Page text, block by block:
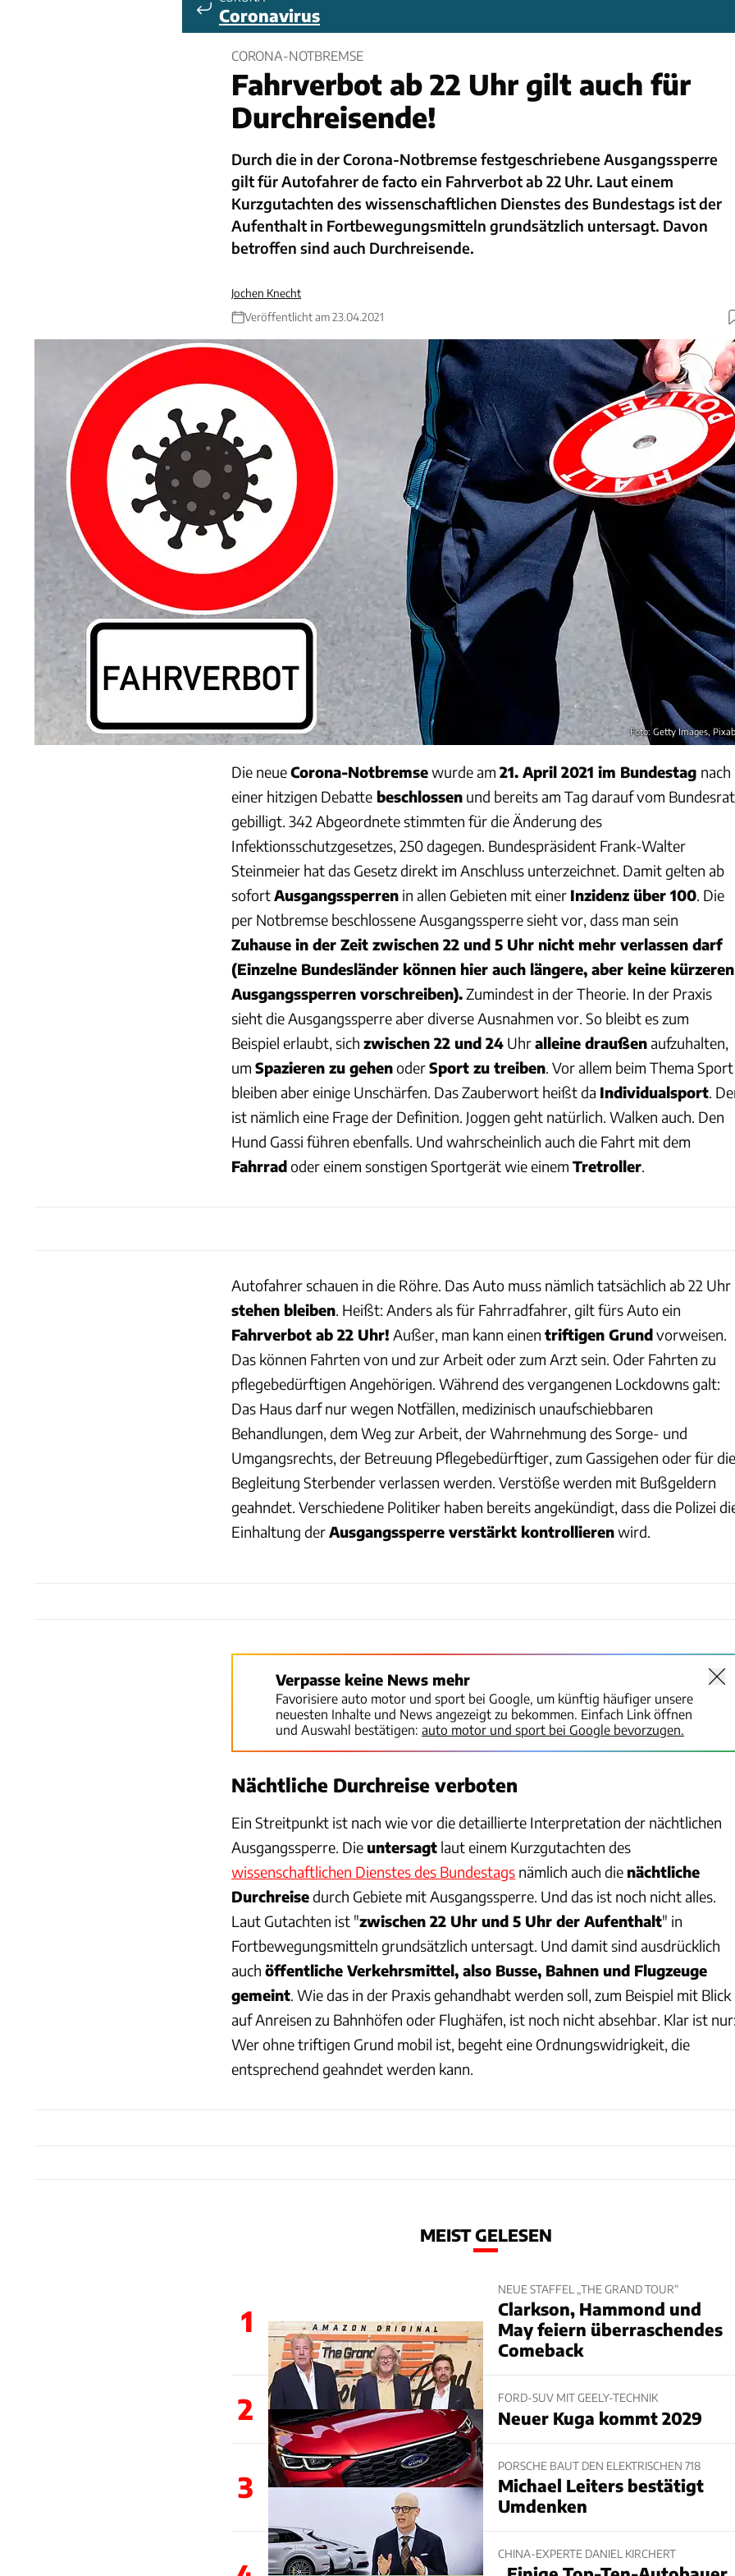
Coronavirus
CORONA-NOTBREMSE
Fahrverbot ab 22 Uhr gilt auch für
Durchreisende!
Durch die in der Corona-Notbremse festgeschriebene Ausgangssperre
gilt für Autofahrer de facto ein Fahrverbot ab 22 Uhr. Laut einem
Kurzgutachten des wissenschaftlichen Dienstes des Bundestags ist der
Aufenthalt in Fortbewegungsmitteln grundsätzlich untersagt. Davon
betroffen sind auch Durchreisende.
Jochen Knecht
Veröffentlicht am 23.04.2021
Foto: Getty Images,
Die neueCorona-Notbremsewurde am 21. April 2021 im Bundestag nach
einer hitzigen Debatte beschlossen und bereits am Tag darauf vom Bundesrat
gebilligt. 342 Abgeordnete stimmten für die Änderung des
Infektionsschutzgesetzes, 250 dagegen. Bundespräsident Frank-Walter
Steinmeier hat das Gesetz direkt im Anschluss unterzeichnet. Damit gelten ab
sofortAusgangssperren in allen Gebieten mit einer Inzidenz über 100 . Die
per Notbremse beschlossene Ausgangssperre sieht vor, dass man sein
Zuhause in der Zeit zwischen 22 und 5 Uhr nicht mehr verlassen darf
(Einzelne Bundesländer können hier auch längere, aber keine kürzeren
Ausgangssperren vorschreiben).Zumindest in der Theorie. In der Praxis
sieht die Ausgangssperre aber diverse Ausnahmen vor. So bleibt es zum
Beispiel erlaubt, sich zwischen 22 und 24 Uhralleine draußenaufzuhalten,
um Spazieren zu gehenoderSport zu treiben . Vor allem beim Thema Sport
bleiben aber einige Unschärfen. Das Zauberwort heißt da Individualsport .
ist nämlich eine Frage der Definition. Joggen geht natürlich. Walken auch. Den
Hund Gassi führen ebenfalls. Und wahrscheinlich auch die Fahrt mit dem
Fahrradoder einem sonstigen Sportgerät wie einem Tretroller
Autofahrer schauen in die Röhre. Das Auto muss nämlich tatsächlich ab 22 Uhr
stehen bleiben . Heißt: Anders als für Fahrradfahrer, gilt fürs Auto ein
Fahrverbot ab 22 Uhr! Außer, man kann einen triftigen Grundvorweisen.
Das können Fahrten von und zur Arbeit oder zum Arzt sein. Oder Fahrten zu
pflegebedürftigen Angehörigen. Während des vergangenen Lockdowns galt:
Das Haus darf nur wegen Notfällen, medizinisch unaufschiebbaren
Behandlungen, dem Weg zur Arbeit, der Wahrnehmung des Sorge- und
Umgangsrechts, der Betreuung Pflegebedürftiger, zum Gassigehen oder für die
Begleitung Sterbender verlassen werden. Verstöße werden mit Bußgeldern
geahndet. Verschiedene Politiker haben bereits angekündigt, dass die Polizei
Einhaltung derAusgangssperre verstärkt kontrollierenwird.
Verpasse keine News mehr
Favorisiere auto motor und sport bei Google, um künftig häufiger unsere
neuesten Inhalte und News angezeigt zu bekommen. Einfach Link öffnen
und Auswahl bestätigen: auto motor und sport bei Google bevorzugen.
Nächtliche Durchreise verboten
Ein Streitpunkt ist nach wie vor die detaillierte Interpretation der nächtlichen
Ausgangssperre. Dieuntersagt laut einem Kurzgutachten des
wissenschaftlichen Dienstes des Bundestags nämlich auch die nächtliche
Durchreisedurch Gebiete mit Ausgangssperre. Und das ist noch nicht alles.
Laut Gutachten ist "zwischen 22 Uhr und 5 Uhr der Aufenthalt" in
Fortbewegungsmitteln grundsätzlich untersagt. Und damit sind ausdrücklich
auch öffentliche Verkehrsmittel, also Busse, Bahnen und Flugzeuge
gemeint . Wie das in der Praxis gehandhabt werden soll, zum Beispiel mit Blick
auf Anreisen zu Bahnhöfen oder Flughäfen, ist noch nicht absehbar. Klar ist
Wer ohne triftigen Grund mobil ist, begeht eine Ordnungswidrigkeit, die
entsprechend geahndet werden kann.
MEIST GELESEN
1
NEUE STAFFEL „THE GRAND TOUR“
Clarkson, Hammond und
May feiern überraschendes
Comeback
2 FORD-SUV MIT GEELY-TECHNIK
Neuer Kuga kommt 2029
3
PORSCHE BAUT DEN ELEKTRISCHEN 718
Michael Leiters bestätigt
Umdenken
CHINA-EXPERTE DANIEL KIRCHERT